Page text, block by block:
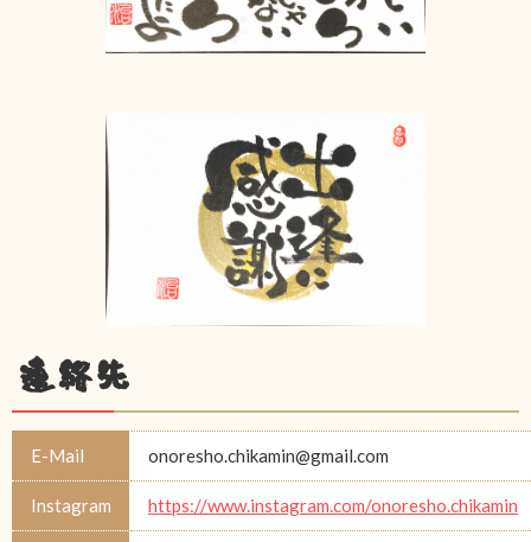
連絡先
E-Mail onoresho.chikamin@gmail.com
Instagram https://www.instagram.com/onoresho.chikamin